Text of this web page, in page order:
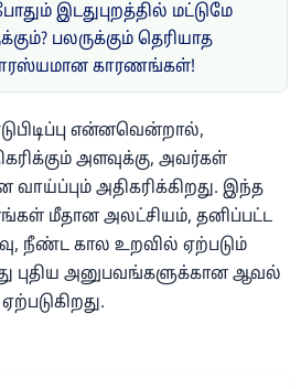
இடதுபுறத்தில் மட்டுமே
பலருக்கும் தெரியாத
காரணங்கள்!
என்னவென்றால்,
அளவுக்கு, அவர்கள்
அதிகரிக்கிறது. இந்த
மீதான அலட்சியம், தனிப்பட்ட
நீண்ட கால உறவில் ஏற்படும்
புதிய அனுபவங்களுக்கான ஆவல்